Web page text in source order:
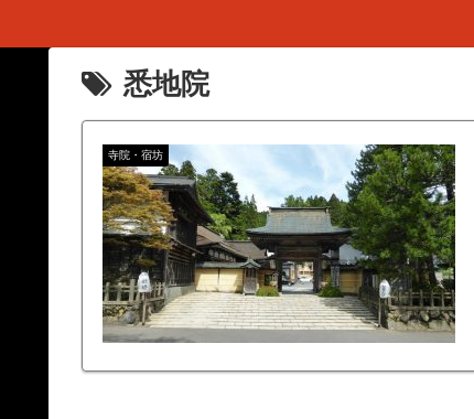
悉地院
寺院・宿坊